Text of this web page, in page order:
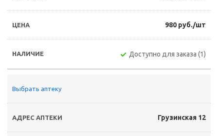
980 руб./шт
Доступно для заказа (1)
Выбрать аптеку
Грузинская 12